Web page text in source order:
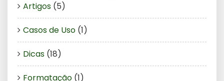
Artigos (5)
Casos de Uso (1)
Dicas (18)
Formatação (1)